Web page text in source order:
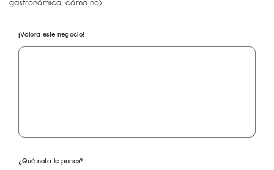
gastronómica, cómo no).
¡Valora este negocio!
¿Qué nota le pones?